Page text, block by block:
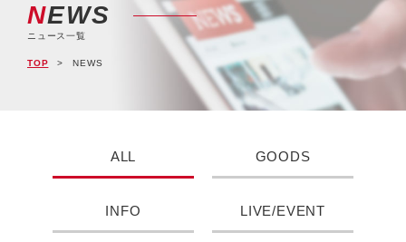
NEWS
ニュース一覧
TOP NEWS
ALL GOODS
INFO LIVE/EVENT